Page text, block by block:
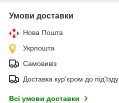
Умови доставки
Нова Пошта
Укрпошта
Самовивіз
Доставка кур'єром до під'їзду.
Всі умови доставки